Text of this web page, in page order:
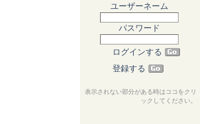
ユーザーネーム
パスワード
ログインする
登録する
表示されない部分がある時はココをクリ
ックしてください。